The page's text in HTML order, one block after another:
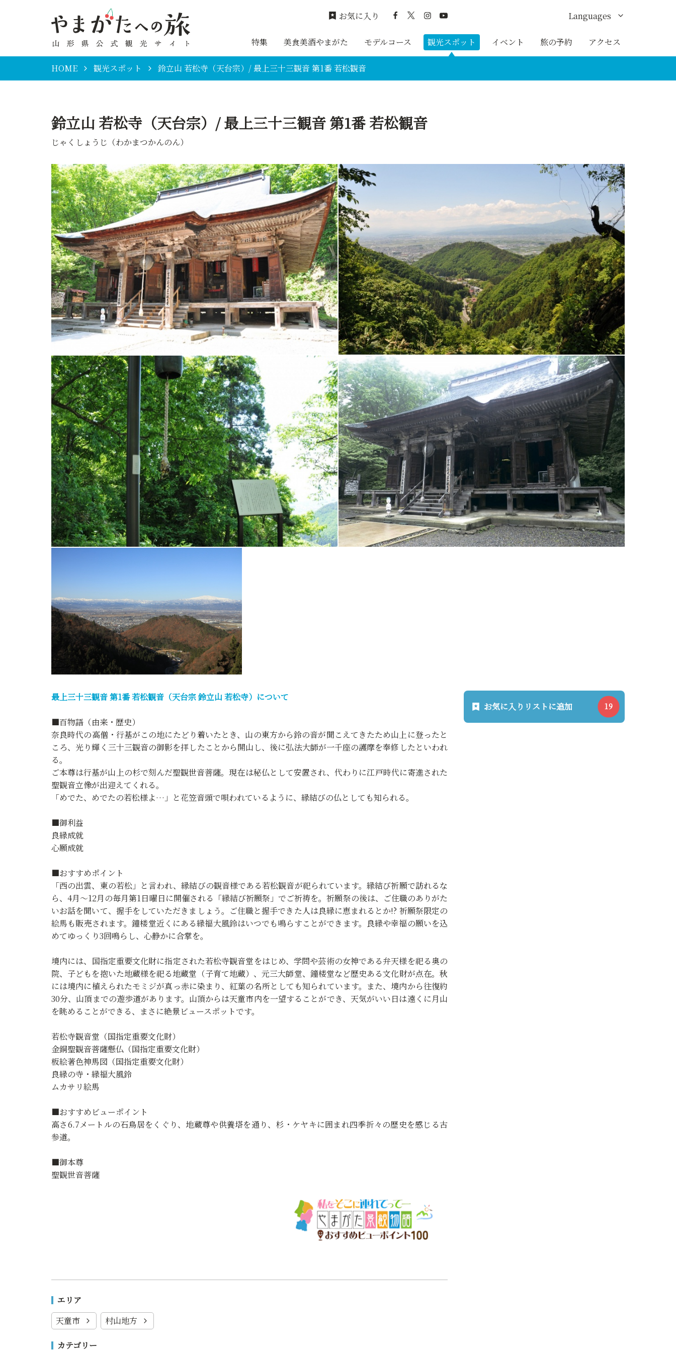
特集 美食美酒やまがた モデルコース 観光スポット イベント 旅の予約 アクセス
お気に入り Languages
English
HOME 観光スポット 鈴立山 若松寺（天台宗）/ 最上三十三観音 第1番 若松観音
鈴立山 若松寺（天台宗）/ 最上三十三観音 第1番 若松観音
じゃくしょうじ（わかまつかんのん）
最上三十三観音 第1番 若松観音（天台宗 鈴立山 若松寺）について
■百物語（由来・歴史）
奈良時代の高僧・行基がこの地にたどり着いたとき、山の東方から鈴の音が聞こえてきたため山上に登ったと
ころ、光り輝く三十三観音の御影を拝したことから開山し、後に弘法大師が一千座の護摩を奉修したといわれ
る。
ご本尊は行基が山上の杉で刻んだ聖観世音菩薩。現在は秘仏として安置され、代わりに江戸時代に寄進された
聖観音立像が出迎えてくれる。
「めでた、めでたの若松様よ…」と花笠音頭で唄われているように、縁結びの仏としても知られる。
■御利益
良縁成就
心願成就
■おすすめポイント
「西の出雲、東の若松」と言われ、縁結びの観音様である若松観音が祀られています。縁結び祈願で訪れるな
ら、4月～12月の毎月第1日曜日に開催される「縁結び祈願祭」でご祈祷を。祈願祭の後は、ご住職のありがた
いお話を聞いて、握手をしていただきましょう。ご住職と握手できた人は良縁に恵まれるとか!? 祈願祭限定の
絵馬も販売されます。鐘楼堂近くにある縁福大風鈴はいつでも鳴らすことができます。良縁や幸福の願いを込
めてゆっくり3回鳴らし、心静かに合掌を。
境内には、国指定重要文化財に指定された若松寺観音堂をはじめ、学問や芸術の女神である弁天様を祀る奥の
院、子どもを抱いた地蔵様を祀る地蔵堂（子育て地蔵）、元三大師堂、鐘楼堂など歴史ある文化財が点在。秋
には境内に植えられたモミジが真っ赤に染まり、紅葉の名所としても知られています。また、境内から往復約
30分、山頂までの遊歩道があります。山頂からは天童市内を一望することができ、天気がいい日は遠くに月山
を眺めることができる、まさに絶景ビュースポットです。
若松寺観音堂（国指定重要文化財）
金銅聖観音菩薩懸仏（国指定重要文化財）
板絵著色神馬図（国指定重要文化財）
良縁の寺・縁福大風鈴
ムカサリ絵馬
■おすすめビューポイント
高さ6.7メートルの石鳥居をくぐり、地蔵尊や供養塔を通り、杉・ケヤキに囲まれ四季折々の歴史を感じる古
参道。
■御本尊
聖観世音菩薩
エリア
天童市
村山地方
カテゴリー
お気に入りリストに追加